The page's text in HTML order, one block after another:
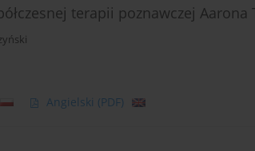
terapii poznawczej Aarona
Angielski (PDF)